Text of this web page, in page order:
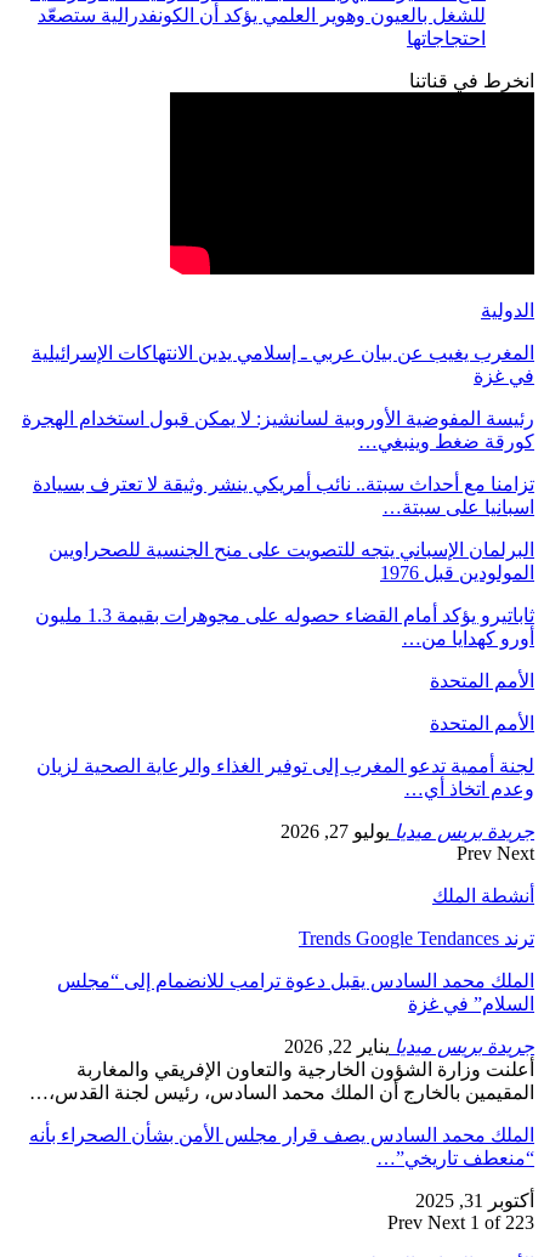
للشغل بالعيون وهوير العلمي يؤكد أن الكونفدرالية ستصعّد
احتجاجاتها
انخرط في قناتنا
الدولية
المغرب يغيب عن بيان عربي ـ إسلامي يدين الانتهاكات الإسرائيلية
في غزة
رئيسة المفوضية الأوروبية لسانشيز: لا يمكن قبول استخدام الهجرة
كورقة ضغط وينبغي…
تزامنا مع أحداث سبتة.. نائب أمريكي ينشر وثيقة لا تعترف بسيادة
اسبانيا على سبتة…
البرلمان الإسباني يتجه للتصويت على منح الجنسية للصحراويين
المولودين قبل 1976
ثاباتيرو يؤكد أمام القضاء حصوله على مجوهرات بقيمة 1.3 مليون
أورو كهدايا من…
الأمم المتحدة
الأمم المتحدة
لجنة أممية تدعو المغرب إلى توفير الغذاء والرعاية الصحية لزيان
وعدم اتخاذ أي…
جريدة بريس ميديا يوليو 27, 2026
Prev Next
أنشطة الملك
ترند Trends Google Tendances
الملك محمد السادس يقبل دعوة ترامب للانضمام إلى “مجلس
السلام” في غزة
جريدة بريس ميديا يناير 22, 2026
أعلنت وزارة الشؤون الخارجية والتعاون الإفريقي والمغاربة
المقيمين بالخارج أن الملك محمد السادس، رئيس لجنة القدس،…
الملك محمد السادس يصف قرار مجلس الأمن بشأن الصحراء بأنه
“منعطف تاريخي”…
أكتوبر 31, 2025
Prev Next 1 of 223